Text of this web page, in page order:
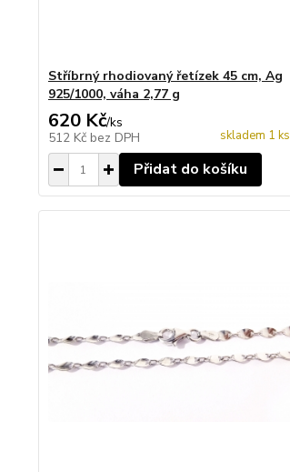
Stříbrný rhodiovaný řetízek 45 cm, Ag
925/1000, váha 2,77 g
620 Kč/ks
512 Kč bez DPH skladem 1 ks
Přidat do košíku